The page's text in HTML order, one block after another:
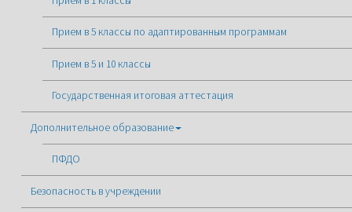
Прием в 5 классы по адаптированным программам
Прием в 5 и 10 классы
Государственная итоговая аттестация
Дополнительное образование
ПФДО
Безопасность в учреждении